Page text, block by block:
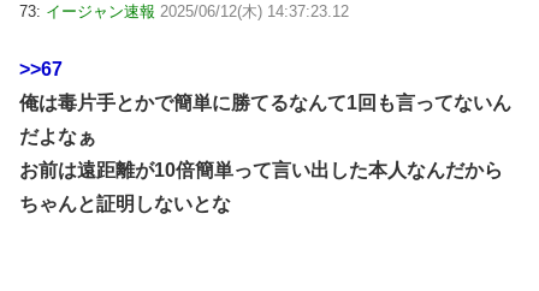
73: イージャン速報 2025/06/12(木) 14:37:23.12
>>67
俺は毒片手とかで簡単に勝てるなんて1回も言ってないん
だよなぁ
お前は遠距離が10倍簡単って言い出した本人なんだから
ちゃんと証明しないとな